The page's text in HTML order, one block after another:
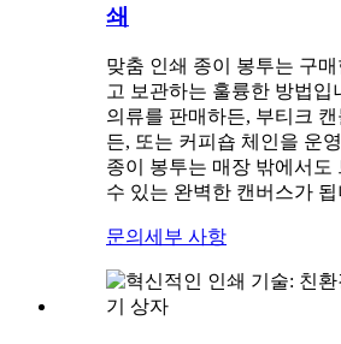
쇄
맞춤 인쇄 종이 봉투는 구
고 보관하는 훌륭한 방법입
의류를 판매하든, 부티크
든, 또는 커피숍 체인을 운
종이 봉투는 매장 밖에서도
수 있는 완벽한 캔버스가 됩
문의 세부 사항